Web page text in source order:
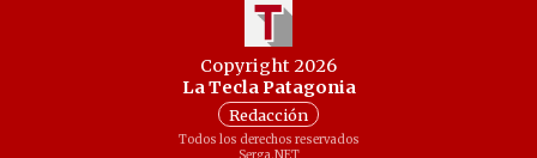
Copyright 2026
La Tecla Patagonia
Redacción
Todos los derechos reservados